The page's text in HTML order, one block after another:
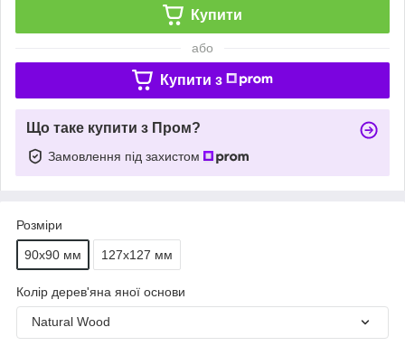
Купити
або
Купити з
Що таке купити з Пром?
Замовлення під захистом
Розміри
90х90 мм 127х127 мм
Колір дерев'яна яної основи
Natural Wood